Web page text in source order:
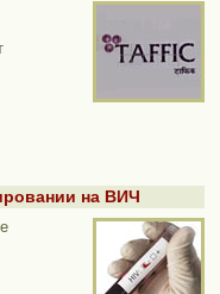
на ВИЧ